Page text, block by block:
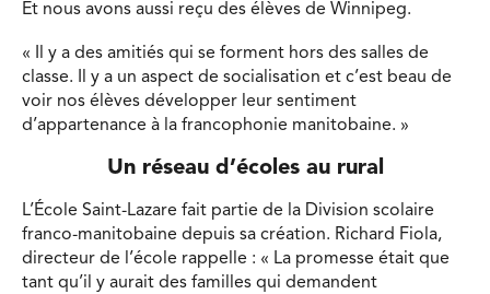
Et nous avons aussi reçu des élèves de Winnipeg.
« Il y a des amitiés qui se forment hors des salles de
classe. Il y a un aspect de socialisation et c’est beau de
voir nos élèves développer leur sentiment
d’appartenance à la francophonie manitobaine. »
Un réseau d’écoles au rural
L’École Saint-Lazare fait partie de la Division scolaire
franco-manitobaine depuis sa création. Richard Fiola,
directeur de l’école rappelle : « La promesse était que
tant qu’il y aurait des familles qui demandent